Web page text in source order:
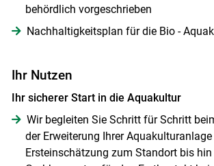
behördlich vorgeschrieben
Nachhaltigkeitsplan für die Bio -
Ihr Nutzen
Ihr sicherer Start in die Aquakultur
Wir begleiten Sie Schritt für Schritt
der Erweiterung Ihrer
Ersteinschätzung zum Standort bis hin